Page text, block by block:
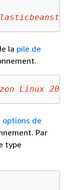
la pile de
Linux
options de
Par
type